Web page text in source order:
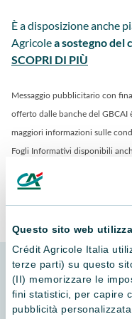
Questo sito web
Crédit Agricole Italia
terze parti) su questo
(II) memorizzare le
fini statistici, per capire
pubblicità
È a disposizione anche
Agricolea sostegno del
SCOPRI DI PIÙ
Messaggio pubblicitario con
offerto dalle banche del GBCAI
maggiori informazioni sulle
Fogli Informativi disponibili
dell’offerta.